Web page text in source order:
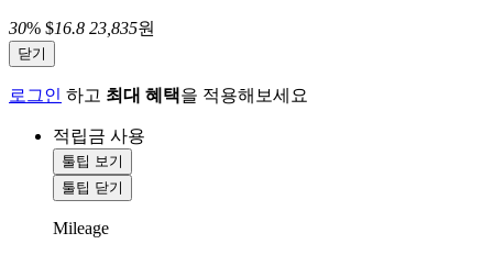
30% $16.8 23,835원
닫기
로그인 하고 최대 혜택을 적용해보세요
적립금 사용
툴팁 보기
툴팁 닫기
Mileage